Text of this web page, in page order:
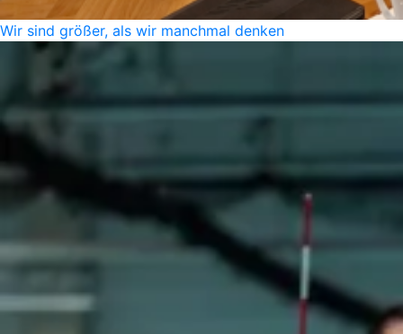
Wir sind größer, als wir manchmal denken